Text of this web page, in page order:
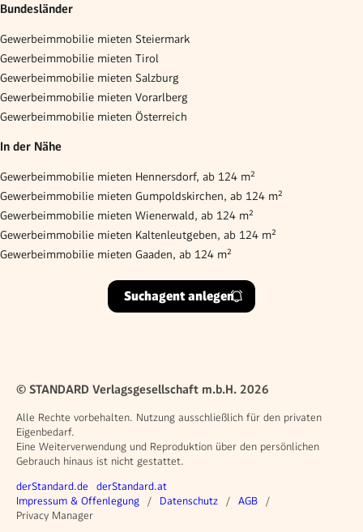
Bundesländer
Gewerbeimmobilie mieten Steiermark
Gewerbeimmobilie mieten Tirol
Gewerbeimmobilie mieten Salzburg
Gewerbeimmobilie mieten Vorarlberg
Gewerbeimmobilie mieten Österreich
In der Nähe
Gewerbeimmobilie mieten Hennersdorf, ab 124 m²
Gewerbeimmobilie mieten Gumpoldskirchen, ab 124 m²
Gewerbeimmobilie mieten Wienerwald, ab 124 m²
Gewerbeimmobilie mieten Kaltenleutgeben, ab 124 m²
Gewerbeimmobilie mieten Gaaden, ab 124 m²
Suchagent anlegen
© STANDARD Verlagsgesellschaft m.b.H. 2026
Alle Rechte vorbehalten. Nutzung ausschließlich für den privaten
Eigenbedarf.
Eine Weiterverwendung und Reproduktion über den persönlichen
Gebrauch hinaus ist nicht gestattet.
Weitere Angebote
derStandard.de derStandard.at
Rechtliches
Impressum & Offenlegung Datenschutz
AGB
Privacy Manager